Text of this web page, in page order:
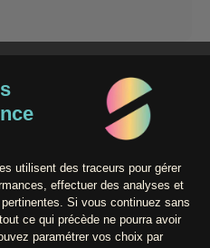
de la musique
avec laquelle il s'est d'abord
Sécurisé
/ Assistance
de vente